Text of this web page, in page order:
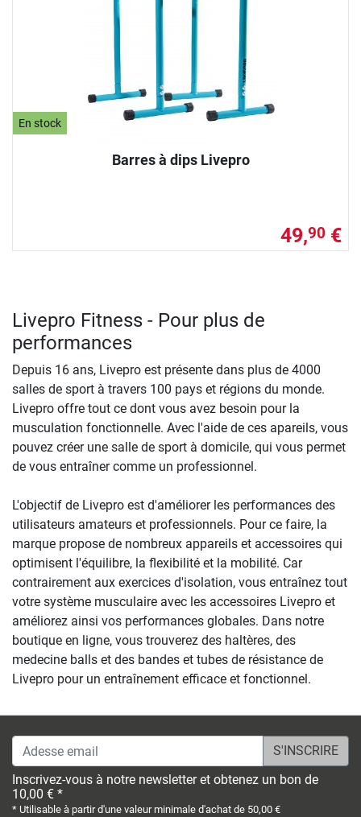
En stock
Barres à dips Livepro
49,90 €
Livepro Fitness - Pour plus de
performances
Depuis 16 ans, Livepro est présente dans plus de 4000
salles de sport à travers 100 pays et régions du monde.
Livepro offre tout ce dont vous avez besoin pour la
musculation fonctionnelle. Avec l'aide de ces apareils, vous
pouvez créer une salle de sport à domicile, qui vous permet
de vous entraîner comme un professionnel.
L'objectif de Livepro est d'améliorer les performances des
utilisateurs amateurs et professionnels. Pour ce faire, la
marque propose de nombreux appareils et accessoires qui
optimisent l'équilibre, la flexibilité et la mobilité. Car
contrairement aux exercices d'isolation, vous entraînez tout
votre système musculaire avec les accessoires Livepro et
améliorez ainsi vos performances globales. Dans notre
boutique en ligne, vous trouverez des haltères, des
medecine balls et des bandes et tubes de résistance de
Livepro pour un entraînement efficace et fonctionnel.
Adesse email
Inscrivez-vous à notre newsletter et obtenez un bon de
10,00 € *
* Utilisable à partir d'une valeur minimale d'achat de 50,00 €